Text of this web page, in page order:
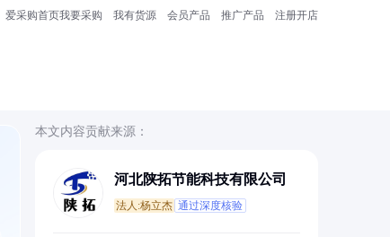
爱采购首页我要采购 我有货源 会员产品 推广产品 注册开店
本文内容贡献来源：
河北陕拓节能科技有限公司
法人:杨立杰 通过深度核验